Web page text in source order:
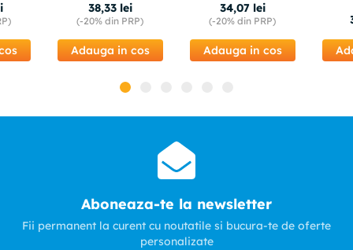
38,33 lei
(-20% din PRP)
Adauga in cos
34,07 lei
(-20% din PRP)
Adauga in cos
Aboneaza-te la newsletter
Fii permanent la curent cu noutatile si bucura-te de oferte
personalizate